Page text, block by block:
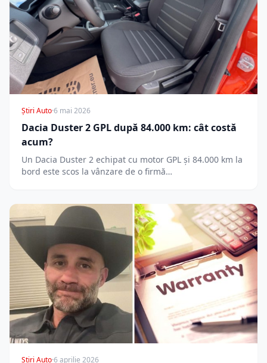
Știri Auto·6 mai 2026
Dacia Duster 2 GPL după 84.000 km: cât costă
acum?
Un Dacia Duster 2 echipat cu motor GPL și 84.000 km la
bord este scos la vânzare de o firmă…
Știri Auto·6 aprilie 2026